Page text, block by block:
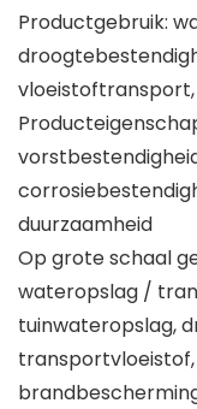
Productgebruik:
duurzaamheid
Op grote schaal
wateropslag /
tuinwateropslag,